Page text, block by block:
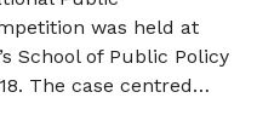
was held at
School of Public Policy
The case centred…